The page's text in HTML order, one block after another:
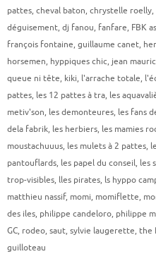
pattes, cheval baton, chrystelle roelly,
déguisement, dj fanou, fanfare, FBK
françois fontaine, guillaume canet,
horsemen, hyppiques chic, jean
queue ni tête, kiki, l'arrache totale,
pattes, les 12 pattes à tra, les
metiv'son, les demonteures, les fans
dela fabrik, les herbiers, les mamies
moustachuuus, les mulets à 2 pattes,
pantouflards, les papel du conseil, les
trop-visibles, lles pirates, ls hyppo
matthieu nassif, momi, momiflette,
des iles, philippe candeloro, philippe
GC, rodeo, saut, sylvie laugerette, the
guilloteau